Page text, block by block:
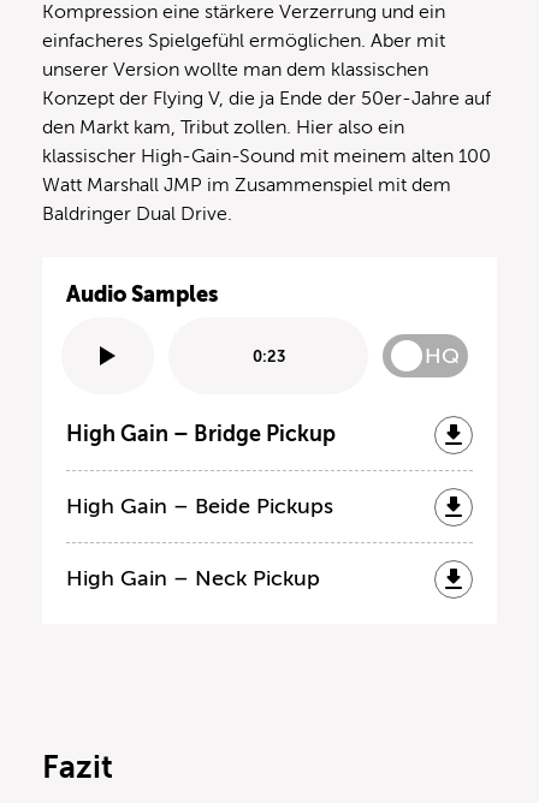
Kompression eine stärkere Verzerrung und ein
einfacheres Spielgefühl ermöglichen. Aber mit
unserer Version wollte man dem klassischen
Konzept der Flying V, die ja Ende der 50er-Jahre auf
den Markt kam, Tribut zollen. Hier also ein
klassischer High-Gain-Sound mit meinem alten 100
Watt Marshall JMP im Zusammenspiel mit dem
Baldringer Dual Drive.
Audio Samples
0:23 HQ
High Gain – Bridge Pickup
High Gain – Beide Pickups
High Gain – Neck Pickup
Fazit